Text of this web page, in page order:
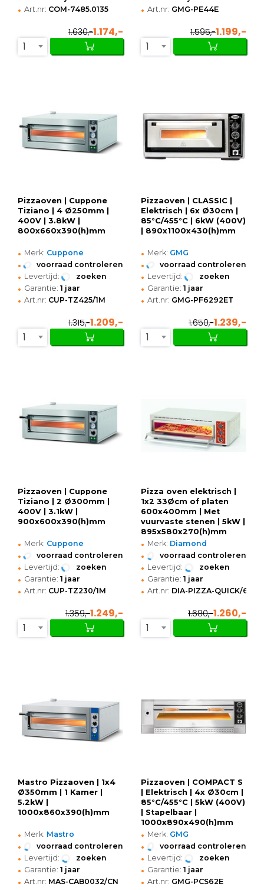
• Art.nr: COM-7485.0135
1.630,-1.174,-
1
• Art.nr: GMG-PE44E
1.595,-1.199,-
1
Pizzaoven | Cuppone
Tiziano | 4 Ø250mm |
400V | 3.8kW |
800x660x390(h)mm
• Merk: Cuppone
• voorraad controleren
• Levertijd: zoeken
• Garantie: 1 jaar
• Art.nr: CUP-TZ425/1M
1.315,-1.209,-
1
Pizzaoven | CLASSIC |
Elektrisch | 6x Ø30cm |
85°C/455°C | 6kW (400V)
| 890x1100x430(h)mm
• Merk: GMG
• voorraad controleren
• Levertijd: zoeken
• Garantie: 1 jaar
• Art.nr: GMG-PF6292ET
1.650,-1.239,-
1
Pizzaoven | Cuppone
Tiziano | 2 Ø300mm |
400V | 3.1kW |
900x600x390(h)mm
• Merk: Cuppone
• voorraad controleren
• Levertijd: zoeken
• Garantie: 1 jaar
• Art.nr: CUP-TZ230/1M
1.359,-1.249,-
1
Pizza oven elektrisch |
1x2 33Øcm of platen
600x400mm | Met
vuurvaste stenen | 5kW |
895x580x270(h)mm
• Merk: Diamond
• voorraad controleren
• Levertijd: zoeken
• Garantie: 1 jaar
• Art.nr: DIA-PIZZA-QUICK/66-
1.680,-1.260,-
1
Mastro Pizzaoven | 1x4
Ø350mm | 1 Kamer |
5.2kW |
1000x860x390(h)mm
• Merk: Mastro
• voorraad controleren
• Levertijd: zoeken
• Garantie: 1 jaar
• Art.nr: MAS-CAB0032/CN
Pizzaoven | COMPACT S
| Elektrisch | 4x Ø30cm |
85°C/455°C | 5kW (400V)
| Stapelbaar |
1000x890x490(h)mm
• Merk: GMG
• voorraad controleren
• Levertijd: zoeken
• Garantie: 1 jaar
• Art.nr: GMG-PCS62E